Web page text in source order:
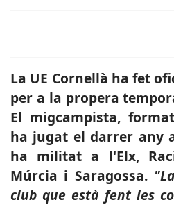
La UE Cornellà ha fet
per a la propera
El migcampista,
ha jugat el darrer any
ha militat a l'Elx,
Múrcia i Saragossa.
club que està fent les